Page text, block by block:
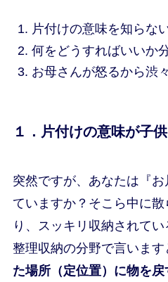
片付けの意味を知らな
何をどうすればいいか
お母さんが怒るから渋
１．片付けの意味が子
突然ですが、あなたは『
ていますか？そこら中に
り、スッキリ収納されて
整理収納の分野で言います
た場所（定位置）に物を戻